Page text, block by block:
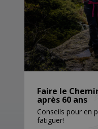
Faire le
après 60 ans
Conseils pour en
fatiguer!